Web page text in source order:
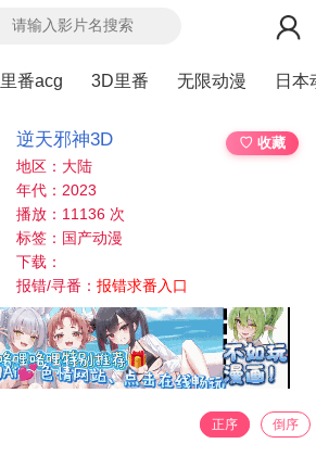
里番acg 3D里番 无限动漫 日本
逆天邪神3D
♡ 收藏
地区：大陆
年代：2023
播放：11136 次
标签：国产动漫
下载：
报错/寻番：报错求番入口
正序 倒序